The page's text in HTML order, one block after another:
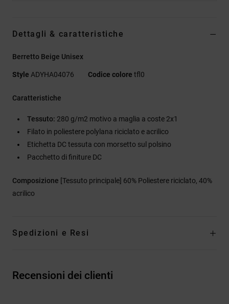
Dettagli & caratteristiche
Berretto Beige Unisex
Style ADYHA04076 Codice colore tfl0
Caratteristiche
Tessuto: 280 g/m2 motivo a maglia a coste 2x1
Filato in poliestere polylana riciclato e acrilico
Etichetta DC tessuta con morsetto sul polsino
Pacchetto di finiture DC
Composizione [Tessuto principale] 60% Poliestere riciclato, 40%
acrilico
Spedizioni e Resi
Recensioni dei clienti